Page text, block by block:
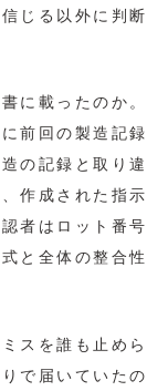
じる以外に判断
に載ったのか。
前回の製造記録
の記録と取り違
作成された指示
者はロット番号
と全体の整合性
スを誰も止めら
で届いていたの